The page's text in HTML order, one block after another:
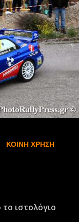
ΚΟΙΝΉ ΧΡΉΣΗ
ιστολόγιο